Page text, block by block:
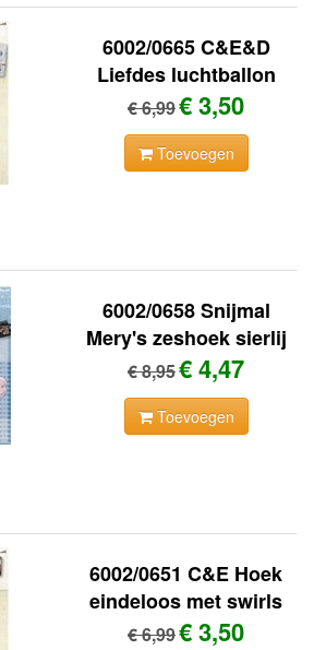
6002/0665 C&E&D
Liefdes luchtballon
€ 6,99€ 3,50
Toevoegen
6002/0658 Snijmal
Mery's zeshoek sierlij
€ 8,95€ 4,47
Toevoegen
6002/0651 C&E Hoek
eindeloos met swirls
€ 6,99€ 3,50